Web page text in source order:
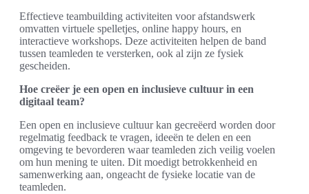
Effectieve teambuilding activiteiten voor afstandswerk
omvatten virtuele spelletjes, online happy hours, en
interactieve workshops. Deze activiteiten helpen de band
tussen teamleden te versterken, ook al zijn ze fysiek
gescheiden.
Hoe creëer je een open en inclusieve cultuur in een
digitaal team?
Een open en inclusieve cultuur kan gecreëerd worden door
regelmatig feedback te vragen, ideeën te delen en een
omgeving te bevorderen waar teamleden zich veilig voelen
om hun mening te uiten. Dit moedigt betrokkenheid en
samenwerking aan, ongeacht de fysieke locatie van de
teamleden.